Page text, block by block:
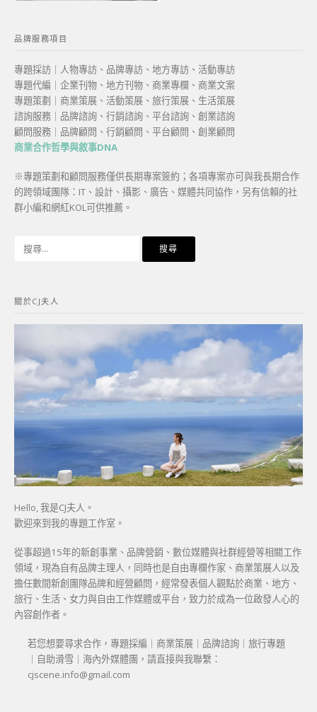
品牌服務項目
專題採訪｜人物專訪、品牌專訪、地方專訪、活動專訪
專題代編｜企業刊物、地方刊物、商業專欄、商業文案
專題策劃｜商業策展、活動策展、旅行策展、生活策展
諮詢服務｜品牌諮詢、行銷諮詢、平台諮詢、創業諮詢
顧問服務｜品牌顧問、行銷顧問、平台顧問、創業顧問
商業合作哲學與敘事DNA
※專題策劃和顧問服務僅供長期專案簽約；各項專案亦可與我長期合作
的跨領域團隊：IT、設計、攝影、廣告、媒體共同協作，另有信賴的社
群小編和網紅KOL可供推薦。
字:
關於CJ夫人
Hello, 我是CJ夫人。
歡迎來到我的專題工作室。
從事超過15年的新創事業、品牌營銷、數位媒體與社群經營等相關工作
領域，現為自有品牌主理人，同時也是自由專欄作家、商業策展人以及
擔任數間新創團隊品牌和經營顧問，經常發表個人觀點於商業、地方、
旅行、生活、女力與自由工作媒體或平台，致力於成為一位啟發人心的
內容創作者。
若您想要尋求合作，專題採編｜商業策展｜品牌諮詢｜旅行專題
｜自助滑雪｜海內外媒體團，請直接與我聯繫：
cjscene.info@gmail.com